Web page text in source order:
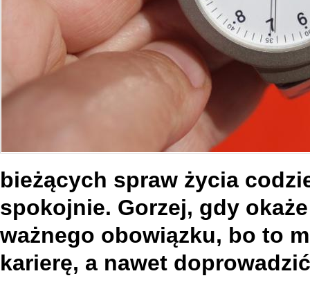
bieżących spraw życia
spokojnie. Gorzej, gdy
ważnego obowiązku, bo to
karierę, a nawet